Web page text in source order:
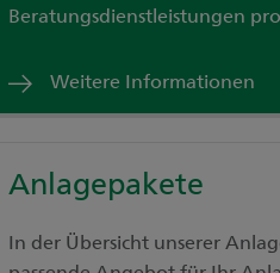
Beratungsdienstleistungen
Weitere Informationen
Anlagepakete
In der Übersicht unserer